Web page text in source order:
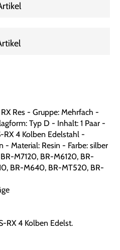
Res - Gruppe: Mehrfach -
Typ D - Inhalt: 1 Paar -
4 Kolben Edelstahl -
- Material: Resin - Farbe: silber
M7120, BR-M6120, BR-
BR-M640, BR-MT520, BR-
RX 4 Kolben Edelst.